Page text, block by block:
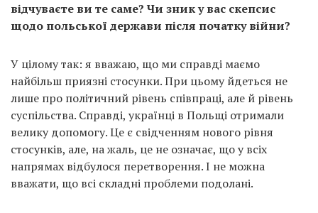
відчуваєте ви те саме? Чи зник у вас скепсис
щодо польської держави після початку війни?
У цілому так: я вважаю, що ми справді маємо
найбільш приязні стосунки. При цьому йдеться не
лише про політичний рівень співпраці, але й рівень
суспільства. Справді, українці в Польщі отримали
велику допомогу. Це є свідченням нового рівня
стосунків, але, на жаль, це не означає, що у всіх
напрямах відбулося перетворення. І не можна
вважати, що всі складні проблеми подолані.